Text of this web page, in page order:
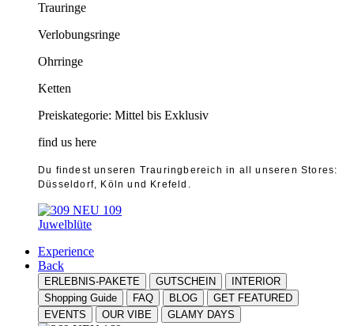
Trauringe
Verlobungsringe
Ohrringe
Ketten
Preiskategorie: Mittel bis Exklusiv
find us here
Du findest unseren Trauringbereich in all unseren Stores:
Düsseldorf, Köln und Krefeld.
Juwelblüte
Experience
Back
ERLEBNIS-PAKETE GUTSCHEIN
INTERIOR
Shopping Guide
FAQ BLOG
GET FEATURED
EVENTS
OUR VIBE GLAMY DAYS